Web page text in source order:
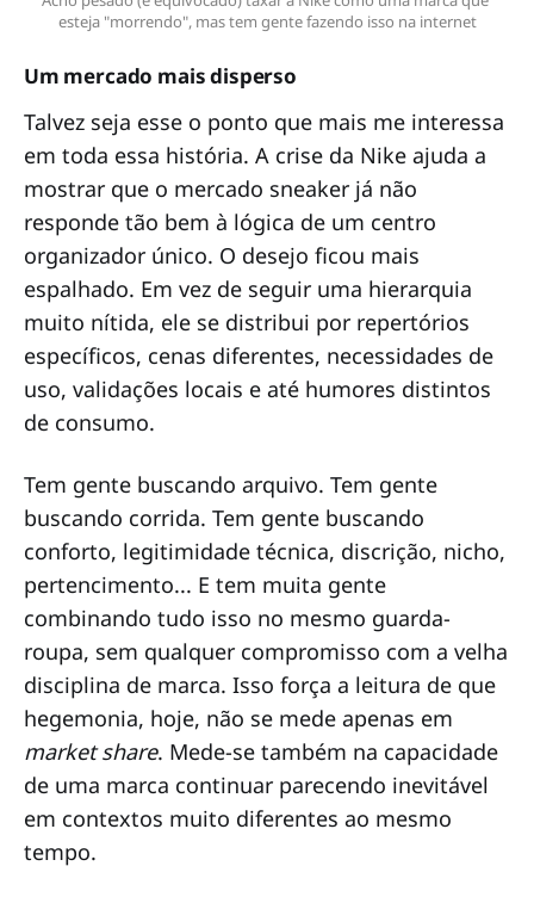
esteja "morrendo", mas tem gente fazendo isso na internet
Um mercado mais disperso
Talvez seja esse o ponto que mais me interessa
em toda essa história. A crise da Nike ajuda a
mostrar que o mercado sneaker já não
responde tão bem à lógica de um centro
organizador único. O desejo ficou mais
espalhado. Em vez de seguir uma hierarquia
muito nítida, ele se distribui por repertórios
específicos, cenas diferentes, necessidades de
uso, validações locais e até humores distintos
de consumo.
Tem gente buscando arquivo. Tem gente
buscando corrida. Tem gente buscando
conforto, legitimidade técnica, discrição, nicho,
pertencimento... E tem muita gente
combinando tudo isso no mesmo guarda-
roupa, sem qualquer compromisso com a velha
disciplina de marca. Isso força a leitura de que
hegemonia, hoje, não se mede apenas em
market share. Mede-se também na capacidade
de uma marca continuar parecendo inevitável
em contextos muito diferentes ao mesmo
tempo.